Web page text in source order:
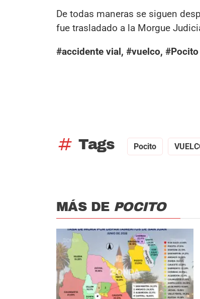
De todas maneras se siguen
fue trasladado a la Morgue
#accidente vial, #vuelco, #Pocito
tag Tags Pocito
MÁS DE POCITO